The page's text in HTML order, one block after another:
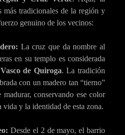
más tradicionales de la región y
genuino de los vecinos:
La cruz que da nombre al
en su templo es considerada
Vasco de Quiroga. La tradición
con un madero tan “tierno”
conservando ese color
vida y la identidad de esta zona.
Desde el 2 de mayo, el barrio